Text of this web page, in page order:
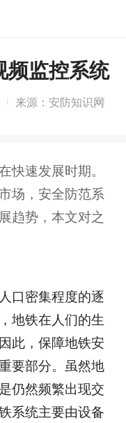
频监控系统
来源：安防知识网
快速发展时期。
场，安全防范系
趋势，本文对之
口密集程度的逐
地铁在人们的生
此，保障地铁安
要部分。虽然地
仍然频繁出现交
系统主要由设备